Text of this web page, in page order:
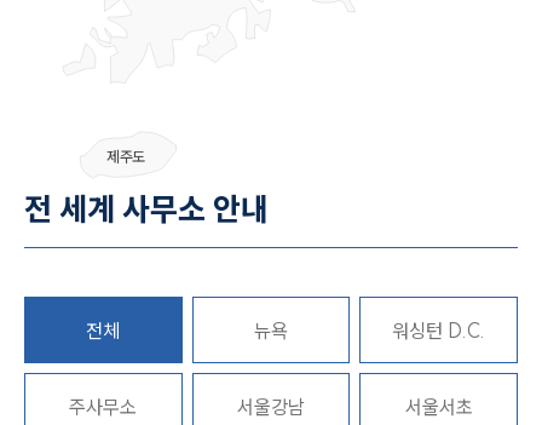
대륜소개
대륜소개
오시는 길
글로벌 파트너 로펌
고객의 소리
통합검색
AI대륜
제주도
전 세계 사무소 안내
전체 뉴욕 워싱턴 D.C.
주사무소 서울강남 서울서초